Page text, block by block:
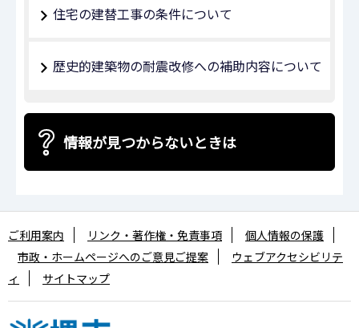
住宅の建替工事の条件について
歴史的建築物の耐震改修への補助内容について
情報が見つからないときは
ご利用案内 リンク・著作権・免責事項
個人情報の保護
市政・ホームページへのご意見ご提案
ウェブアクセシビリテ
ィ
サイトマップ